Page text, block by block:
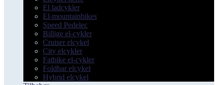
El ladcykler
El-mountainbikes
Speed Pedelec
Billige el-cykler
Cruiser elcykel
City elcykler
Fatbike el-cykler
Foldbar elcykel
Hybrid elcykel